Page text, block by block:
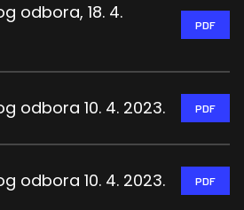
odbora, 18. 4.
PDF
odbora 10. 4. 2023. PDF
odbora 10. 4. 2023. PDF